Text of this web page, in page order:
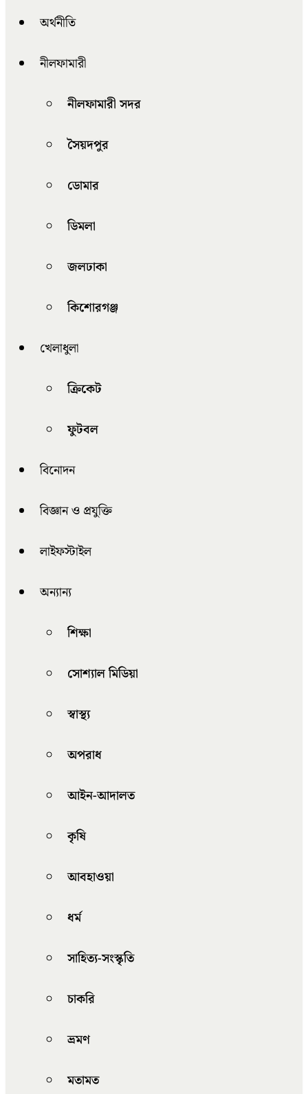
অর্থনীতি
নীলফামারী
নীলফামারী সদর
সৈয়দপুর
ডোমার
ডিমলা
জলঢাকা
কিশোরগঞ্জ
খেলাধুলা
ক্রিকেট
ফুটবল
বিনোদন
বিজ্ঞান ও প্রযুক্তি
লাইফস্টাইল
অন্যান্য
শিক্ষা
সোশ্যাল মিডিয়া
স্বাস্থ্য
অপরাধ
আইন-আদালত
কৃষি
আবহাওয়া
ধর্ম
সাহিত্য-সংস্কৃতি
চাকরি
ভ্রমণ
মতামত